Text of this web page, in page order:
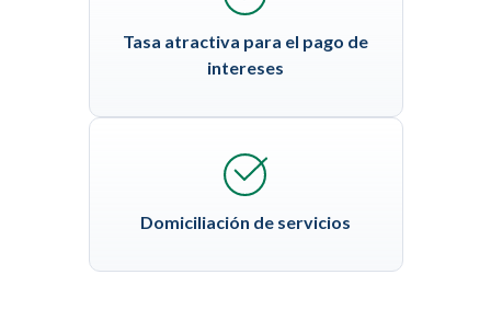
Tasa atractiva para el pago de
intereses
Domiciliación de servicios